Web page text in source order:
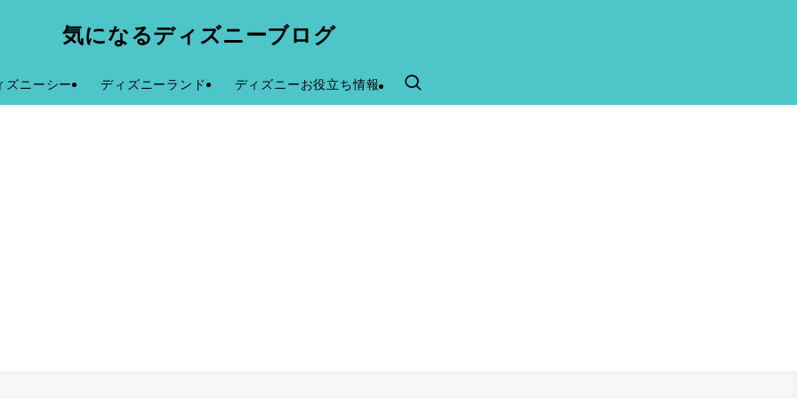
気になるディズニーブログ
ズニーシー ディズニーランド ディズニーお役立ち情報